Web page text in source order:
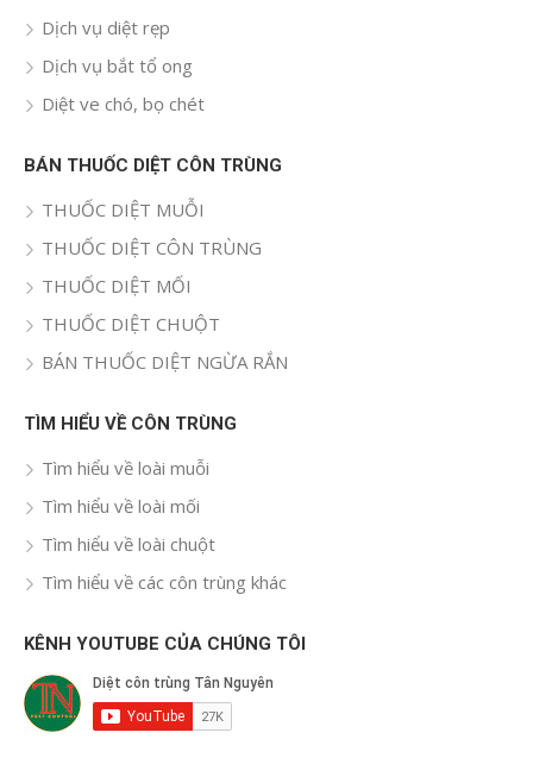
Dịch vụ diệt rẹp
Dịch vụ bắt tổ ong
Diệt ve chó, bọ chét
BÁN THUỐC DIỆT CÔN TRÙNG
THUỐC DIỆT MUỖI
THUỐC DIỆT CÔN TRÙNG
THUỐC DIỆT MỐI
THUỐC DIỆT CHUỘT
BÁN THUỐC DIỆT NGỪA RẮN
TÌM HIỂU VỀ CÔN TRÙNG
Tìm hiểu về loài muỗi
Tìm hiểu về loài mối
Tìm hiểu về loài chuột
Tìm hiểu về các côn trùng khác
KÊNH YOUTUBE CỦA CHÚNG TÔI